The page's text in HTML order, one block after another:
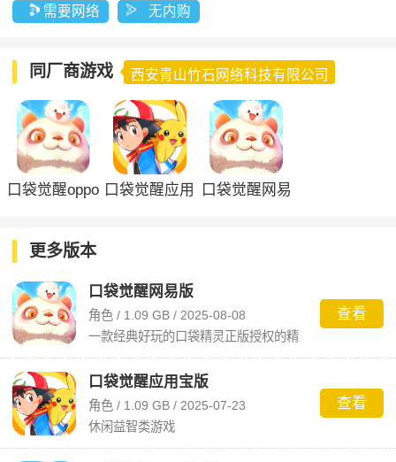
需要网络 无内购
同厂商游戏 西安青山竹石网络科技有限公司
口袋觉醒oppo 口袋觉醒应用
口袋觉醒网易
更多版本
口袋觉醒网易版
角色 / 1.09 GB / 2025-08-08
一款经典好玩的口袋精灵正版授权的精
灵养成对战手游
查看
口袋觉醒应用宝版
角色 / 1.09 GB / 2025-07-23
休闲益智类游戏
查看